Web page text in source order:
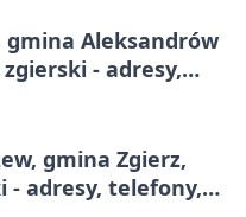
gmina Aleksandrów
- adresy,
gmina Zgierz,
- adresy, telefony,